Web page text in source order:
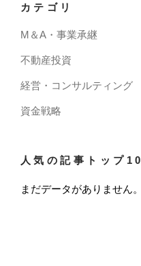
カテゴリ
M＆A・事業承継
不動産投資
経営・コンサルティング
資金戦略
人気の記事トップ10
まだデータがありません。